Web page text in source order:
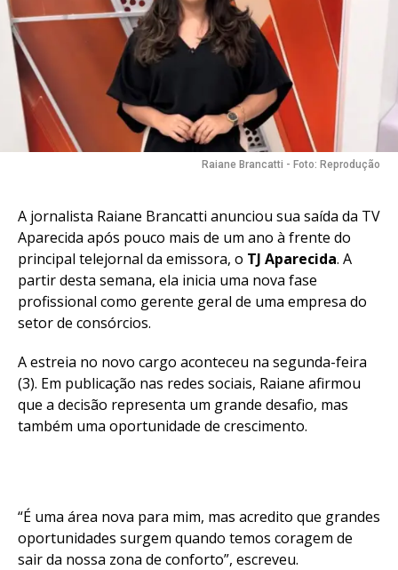
Raiane Brancatti - Foto: Reprodução
A jornalista Raiane Brancatti anunciou sua saída da TV
Aparecida após pouco mais de um ano à frente do
principal telejornal da emissora, o TJ Aparecida. A
partir desta semana, ela inicia uma nova fase
profissional como gerente geral de uma empresa do
setor de consórcios.
A estreia no novo cargo aconteceu na segunda-feira
(3). Em publicação nas redes sociais, Raiane afirmou
que a decisão representa um grande desafio, mas
também uma oportunidade de crescimento.
“É uma área nova para mim, mas acredito que grandes
oportunidades surgem quando temos coragem de
sair da nossa zona de conforto”, escreveu.